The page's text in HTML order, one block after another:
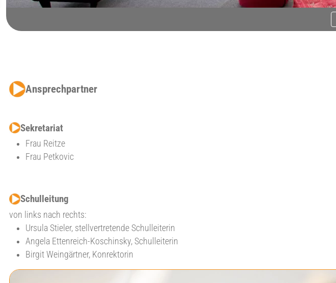
Ansprechpartner
Sekretariat
Frau Reitze
Frau Petkovic
Schulleitung
von links nach rechts:
Ursula Stieler, stellvertretende Schulleiterin
Angela Ettenreich-Koschinsky, Schulleiterin
Birgit Weingärtner, Konrektorin